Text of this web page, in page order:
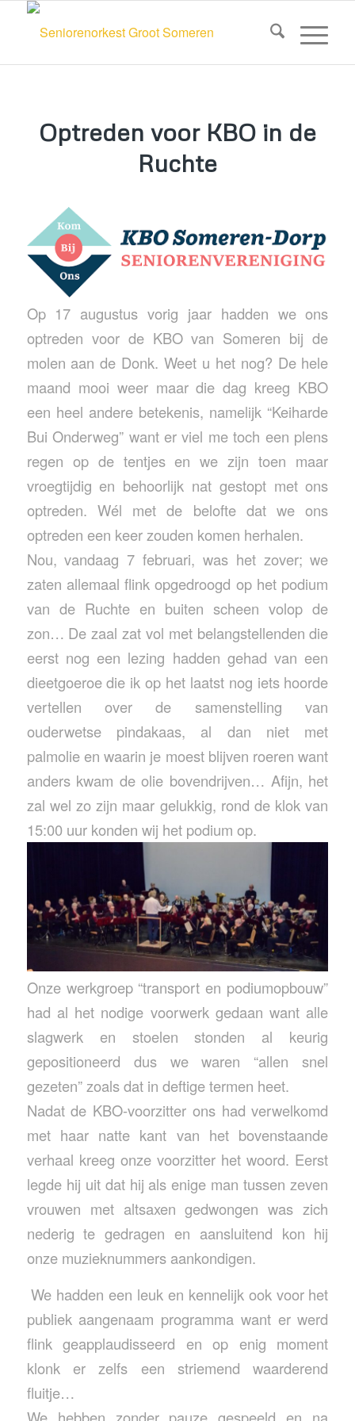
Optreden voor KBO in de
Ruchte
Op 17 augustus vorig jaar hadden we ons
optreden voor de KBO van Someren bij de
molen aan de Donk. Weet u het nog? De hele
maand mooi weer maar die dag kreeg KBO
een heel andere betekenis, namelijk “Keiharde
Bui Onderweg” want er viel me toch een plens
regen op de tentjes en we zijn toen maar
vroegtijdig en behoorlijk nat gestopt met ons
optreden. Wél met de belofte dat we ons
optreden een keer zouden komen herhalen.
Nou, vandaag 7 februari, was het zover; we
zaten allemaal flink opgedroogd op het podium
van de Ruchte en buiten scheen volop de
zon… De zaal zat vol met belangstellenden die
eerst nog een lezing hadden gehad van een
dieetgoeroe die ik op het laatst nog iets hoorde
vertellen over de samenstelling van
ouderwetse pindakaas, al dan niet met
palmolie en waarin je moest blijven roeren want
anders kwam de olie bovendrijven… Afijn, het
zal wel zo zijn maar gelukkig, rond de klok van
15:00 uur konden wij het podium op.
Onze werkgroep “transport en podiumopbouw”
had al het nodige voorwerk gedaan want alle
slagwerk en stoelen stonden al keurig
gepositioneerd dus we waren “allen snel
gezeten” zoals dat in deftige termen heet.
Nadat de KBO-voorzitter ons had verwelkomd
met haar natte kant van het bovenstaande
verhaal kreeg onze voorzitter het woord. Eerst
legde hij uit dat hij als enige man tussen zeven
vrouwen met altsaxen gedwongen was zich
nederig te gedragen en aansluitend kon hij
onze muzieknummers aankondigen.
We hadden een leuk en kennelijk ook voor het
publiek aangenaam programma want er werd
flink geapplaudisseerd en op enig moment
klonk er zelfs een striemend waarderend
fluitje…